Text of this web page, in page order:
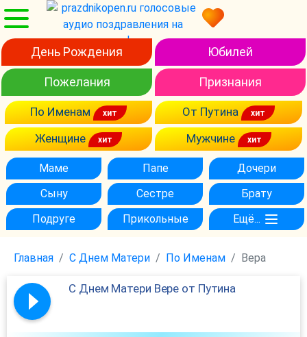
День Рождения Юбилей
Пожелания Признания
По Именам
От Путина
Женщине
Мужчине
Маме Папе
Дочери
Сыну
Сестре
Брату
Подруге
Прикольные Ещё...
Главная С Днем Матери По Именам Вера
С Днем Матери Вере от Путина